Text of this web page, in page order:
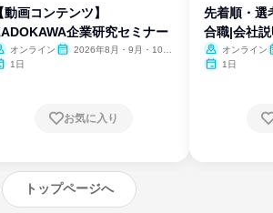
【動画コンテンツ】
企業研究セミナー
オンライン
2026年8月・9月・10
1日
お気に入り
先着順・選
合職|会社
オンライン
1日
トップページへ